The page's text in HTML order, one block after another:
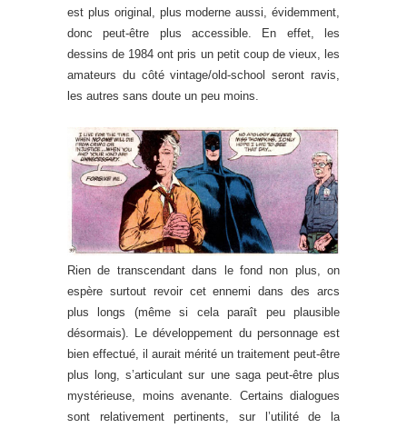
est plus original, plus moderne aussi, évidemment,
donc peut-être plus accessible. En effet, les
dessins de 1984 ont pris un petit coup de vieux, les
amateurs du côté vintage/old-school seront ravis,
les autres sans doute un peu moins.
Rien de transcendant dans le fond non plus, on
espère surtout revoir cet ennemi dans des arcs
plus longs (même si cela paraît peu plausible
désormais). Le développement du personnage est
bien effectué, il aurait mérité un traitement peut-être
plus long, s’articulant sur une saga peut-être plus
mystérieuse, moins avenante. Certains dialogues
sont relativement pertinents, sur l’utilité de la